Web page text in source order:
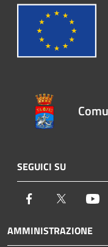
SEGUICI SU
Facebook Twitter
AMMINISTRAZIONE